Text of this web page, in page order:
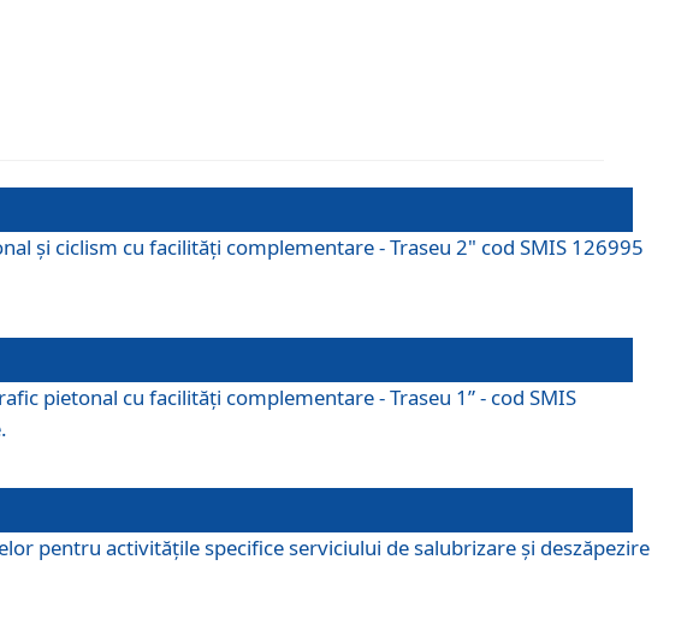
și ciclism cu facilități complementare - Traseu 2" cod SMIS 126995
pietonal cu facilităţi complementare - Traseu 1” - cod SMIS
pentru activitățile specifice serviciului de salubrizare și deszăpezire